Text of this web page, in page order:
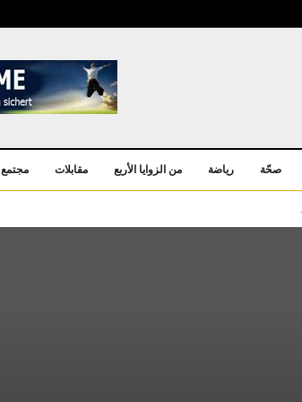
صحّة رياضة من الزوايا الأربع مقابلات مجتمع